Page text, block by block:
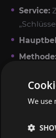
Service:
Beginn:
We use